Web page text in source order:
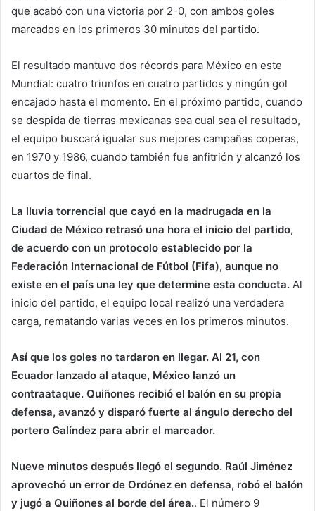
que acabó con una victoria por 2-0, con ambos goles
marcados en los primeros 30 minutos del partido.
El resultado mantuvo dos récords para México en este
Mundial: cuatro triunfos en cuatro partidos y ningún gol
encajado hasta el momento. En el próximo partido, cuando
se despida de tierras mexicanas sea cual sea el resultado,
el equipo buscará igualar sus mejores campañas coperas,
en 1970 y 1986, cuando también fue anfitrión y alcanzó los
cuartos de final.
La lluvia torrencial que cayó en la madrugada en la
Ciudad de México retrasó una hora el inicio del partido,
de acuerdo con un protocolo establecido por la
Federación Internacional de Fútbol (Fifa), aunque no
existe en el país una ley que determine esta conducta. Al
inicio del partido, el equipo local realizó una verdadera
carga, rematando varias veces en los primeros minutos.
Así que los goles no tardaron en llegar. Al 21, con
Ecuador lanzado al ataque, México lanzó un
contraataque. Quiñones recibió el balón en su propia
defensa, avanzó y disparó fuerte al ángulo derecho del
portero Galíndez para abrir el marcador.
Nueve minutos después llegó el segundo. Raúl Jiménez
aprovechó un error de Ordónez en defensa, robó el balón
y jugó a Quiñones al borde del área.. El número 9